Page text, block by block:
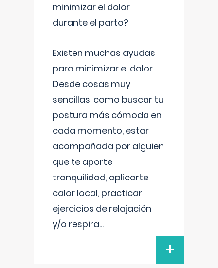
minimizar el dolor
durante el parto?
Existen muchas ayudas
para minimizar el dolor.
Desde cosas muy
sencillas, como buscar tu
postura más cómoda en
cada momento, estar
acompañada por alguien
que te aporte
tranquilidad, aplicarte
calor local, practicar
ejercicios de relajación
y/o respira...
+